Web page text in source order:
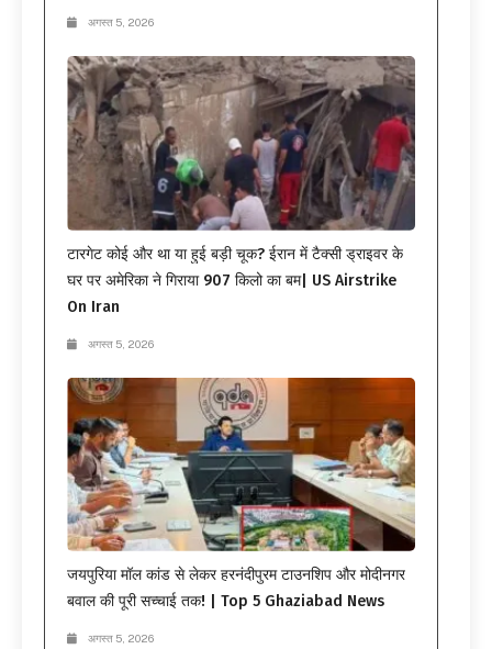
अगस्त 5, 2026
टारगेट कोई और था या हुई बड़ी चूक? ईरान में टैक्सी ड्राइवर के
घर पर अमेरिका ने गिराया 907 किलो का बम| US Airstrike
On Iran
अगस्त 5, 2026
जयपुरिया मॉल कांड से लेकर हरनंदीपुरम टाउनशिप और मोदीनगर
बवाल की पूरी सच्चाई तक! | Top 5 Ghaziabad News
अगस्त 5, 2026